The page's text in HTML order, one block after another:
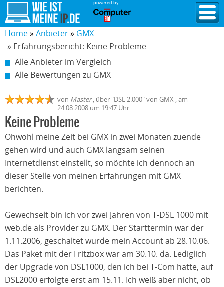
powered by
Home Anbieter
GMX
» Erfahrungsbericht: Keine Probleme
Alle Anbieter im Vergleich
Alle Bewertungen zu GMX
von Master, über "DSL 2.000" von GMX , am
24.08.2008 um 19:47 Uhr
Keine Probleme
Ohwohl meine Zeit bei GMX in zwei Monaten zuende
gehen wird und auch GMX langsam seinen
Internetdienst einstellt, so möchte ich dennoch an
dieser Stelle von meinen Erfahrungen mit GMX
berichten.
Gewechselt bin ich vor zwei Jahren von T-DSL 1000 mit
web.de als Provider zu GMX. Der Starttermin war der
1.11.2006, geschaltet wurde mein Account ab 28.10.06.
Das Paket mit der Fritzbox war am 30.10. da. Lediglich
der Upgrade von DSL1000, den ich bei T-Com hatte, auf
DSL2000 erfolgte erst am 15.11. Ich weiß aber nicht, ob